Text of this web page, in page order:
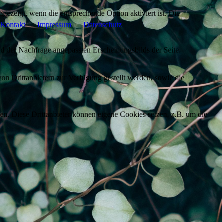
Kontakt Impressum Datenschutz
wenn die entsprechende Option aktiviert ist. Die
Nachfrage angepassten Erscheinungsbilds der Seite.
Drittanbietern zur Verfügung gestellt werden, sowie die
Diese Drittanbieter können eigene Cookies setzen, z.B. um die